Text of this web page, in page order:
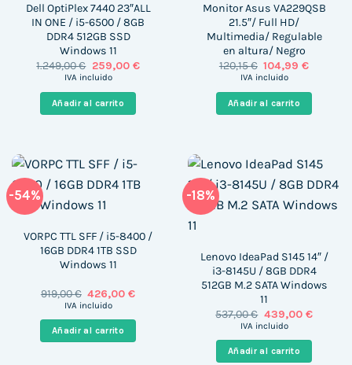
Dell OptiPlex 7440 23″ALL
IN ONE / i5-6500 / 8GB
DDR4 512GB SSD
Windows 11
1.249,00€ El
precio
era:
1.249,00 €.
259,00 €El
IVA incluido
Añadir al carrito
Monitor Asus VA229QSB
21.5″/ Full HD/
Multimedia/ Regulable
en altura/ Negro
120,15€ El
precio
era:
120,15 €.
104,99€El
es:
IVA incluido
Añadir al carrito
-54%
VORPC TTL SFF / i5-8400 /
16GB DDR4 1TB SSD
Windows 11
919,00€ El
precio
era:
919,00 €.
426,00€El
es:
426,00 €.
IVA incluido
Añadir al carrito
-18%
Lenovo IdeaPad S145 14″ /
i3-8145U / 8GB DDR4
512GB M.2 SATA Windows
11
537,00€ El
precio
era:
537,00 €.
439,00 €El
es:
439,00
IVA incluido
Añadir al carrito